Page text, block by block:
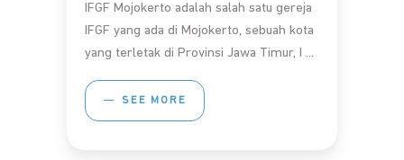
IFGF Mojokerto adalah salah satu gereja
IFGF yang ada di Mojokerto, sebuah kota
yang terletak di Provinsi Jawa Timur, I
SEE MORE